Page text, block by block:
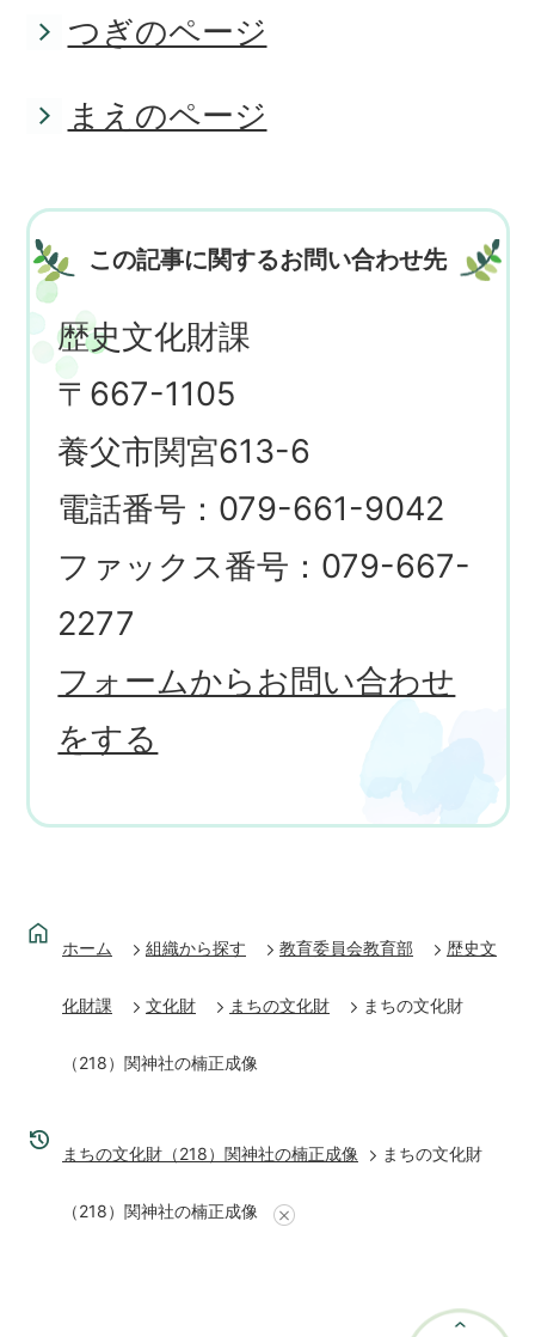
つぎのページ
まえのページ
この記事に関するお問い合わせ先
歴史文化財課
〒667-1105
養父市関宮613-6
電話番号：079-661-9042
ファックス番号：079-667-
2277
フォームからお問い合わせ
をする
ホーム 組織から探す 教育委員会教育部 歴史文
化財課 文化財 まちの文化財 まちの文化財
（218）関神社の楠正成像
まちの文化財（218）関神社の楠正成像 まちの文化財
（218）関神社の楠正成像